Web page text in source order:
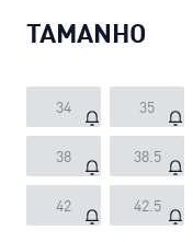
TAMANHO
34 35
38 38.5
42 42.5